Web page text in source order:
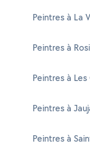
Peintres à La
Peintres à
Peintres à
Peintres à
Peintres à